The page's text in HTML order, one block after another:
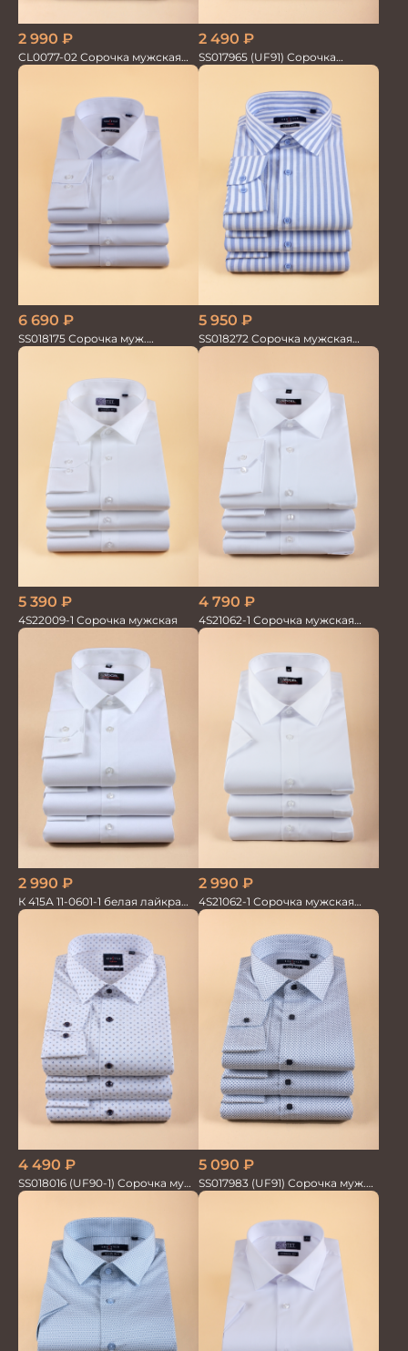
2 990 ₽
CL0077-02 Сорочка мужская
кор.рукав клетка
2 490 ₽
SS017965 (UF91) Сорочка
мужская кор. рук. GROSTYLE
6 690 ₽
SS018175 Сорочка муж.
GROSTYLE TRENDY
5 950 ₽
SS018272 Сорочка мужская
GROSTYLE PRIME
5 390 ₽
4S22009-1 Сорочка мужская
4 790 ₽
4S21062-1 Сорочка мужская
белая бамбук
2 990 ₽
К 415А 11-0601-1 белая лайкра
Сорочка мужская
2 990 ₽
4S21062-1 Сорочка мужская
кор.рукав
4 490 ₽
SS018016 (UF90-1) Сорочка муж.
GROSTYLE TRENDY
5 090 ₽
SS017983 (UF91) Сорочка муж.
GROSTYLE PRIME